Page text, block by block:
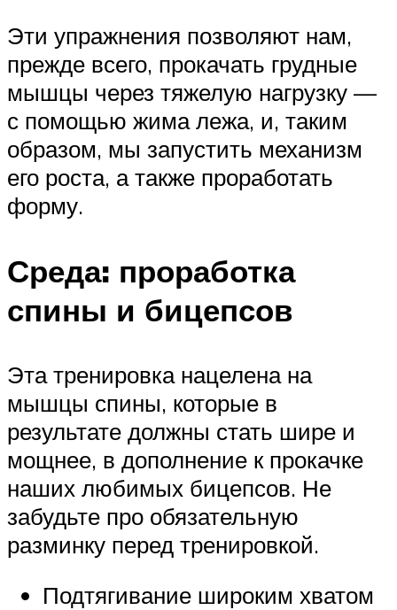
Эти упражнения позволяют нам,
прежде всего, прокачать грудные
мышцы через тяжелую нагрузку —
с помощью жима лежа, и, таким
образом, мы запустить механизм
его роста, а также проработать
форму.
Среда: проработка
спины и бицепсов
Эта тренировка нацелена на
мышцы спины, которые в
результате должны стать шире и
мощнее, в дополнение к прокачке
наших любимых бицепсов. Не
забудьте про обязательную
разминку перед тренировкой.
Подтягивание широким хватом